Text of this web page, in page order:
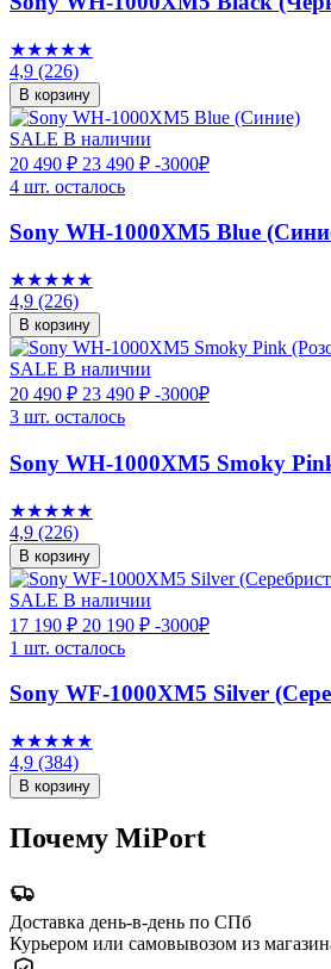
★★★★★
4,9 (226)
В корзину
SALE В наличии
20 490 ₽ 23 490 ₽ -3000₽
4 шт. осталось
Sony WH-1000XM5 Blue
★★★★★
4,9 (226)
В корзину
SALE В наличии
20 490 ₽ 23 490 ₽ -3000₽
3 шт. осталось
Sony WH-1000XM5 Smoky
★★★★★
4,9 (226)
В корзину
SALE В наличии
17 190 ₽ 20 190 ₽ -3000₽
1 шт. осталось
Sony WF-1000XM5 Silver
★★★★★
4,9 (384)
В корзину
Почему MiPort
Доставка день-в-день по СПб
Курьером или самовывозом из